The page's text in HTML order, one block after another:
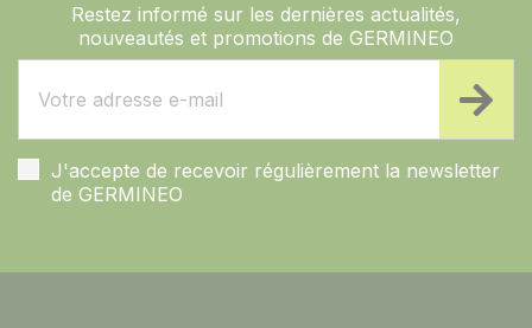
Restez informé sur les dernières actualités,
nouveautés et promotions de GERMINEO
J'accepte de recevoir régulièrement la newsletter
de GERMINEO